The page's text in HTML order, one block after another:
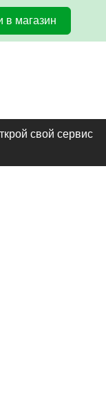
в магазин
свой сервис